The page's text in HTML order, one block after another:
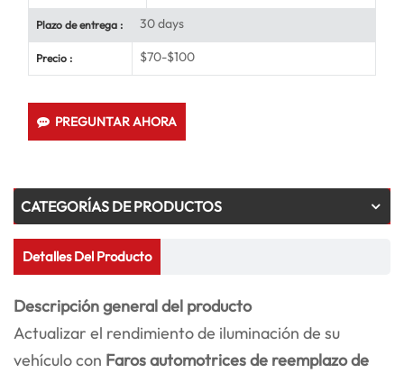
Plazo de entrega : 30 days
Precio : $70-$100
PREGUNTAR AHORA
CATEGORÍAS DE PRODUCTOS
Detalles Del Producto
Descripción general del producto
Actualizar el rendimiento de iluminación de su
vehículo con Faros automotrices de reemplazo de